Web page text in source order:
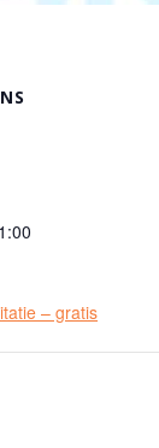
– gratis